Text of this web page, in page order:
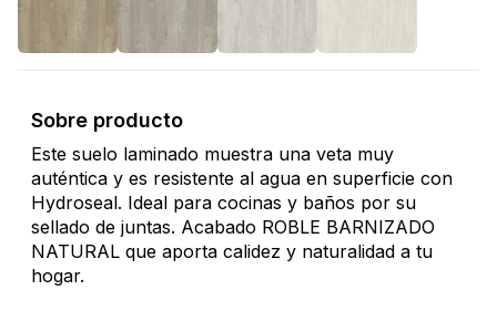
Sobre producto
Este suelo laminado muestra una veta muy
auténtica y es resistente al agua en superficie con
Hydroseal. Ideal para cocinas y baños por su
sellado de juntas. Acabado ROBLE BARNIZADO
NATURAL que aporta calidez y naturalidad a tu
hogar.